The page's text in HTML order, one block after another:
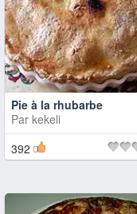
Pie à la rhubarbe
Par kekeli
392